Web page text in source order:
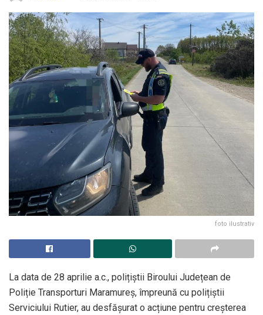
foto ilustrativ
La data de 28 aprilie a.c., polițiștii Biroului Județean de
Poliție Transporturi Maramureș, împreună cu polițiștii
Serviciului Rutier, au desfășurat o acțiune pentru creșterea